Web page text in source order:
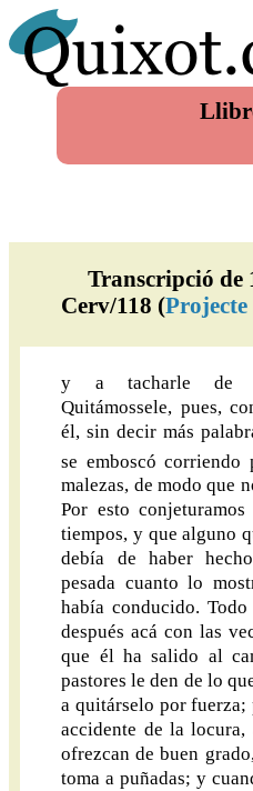
Transcripció de
Cerv/118 (
y a tacharle de
Quitámossele, pues,
él, sin decir más
se emboscó corriendo
malezas, de modo que
Por esto
tiempos, y que alguno
debía de haber
pesada cuanto lo
había conducido.
después acá con las
que él ha salido al
pastores le den de lo
a quitárselo por fuerza;
accidente de la locura,
ofrezcan de buen
toma a puñadas; y